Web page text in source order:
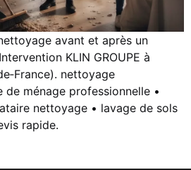
avant et après un
KLIN GROUPE à
nettoyage
de ménage professionnelle •
nettoyage • lavage de sols
rapide.